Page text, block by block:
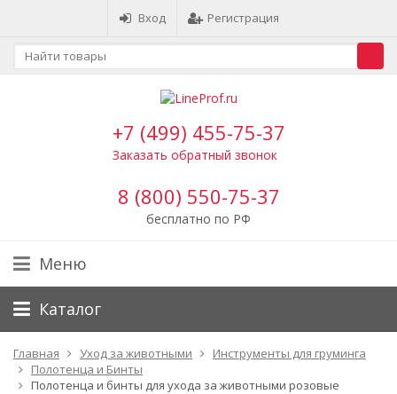
Вход Регистрация
+7 (499) 455-75-37
Заказать обратный звонок
8 (800) 550-75-37
бесплатно по РФ
Меню
Каталог
Главная Уход за животными
Инструменты для груминга
Полотенца и Бинты
Полотенца и бинты для ухода за животными розовые